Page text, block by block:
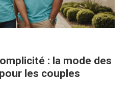
: la mode des
les couples